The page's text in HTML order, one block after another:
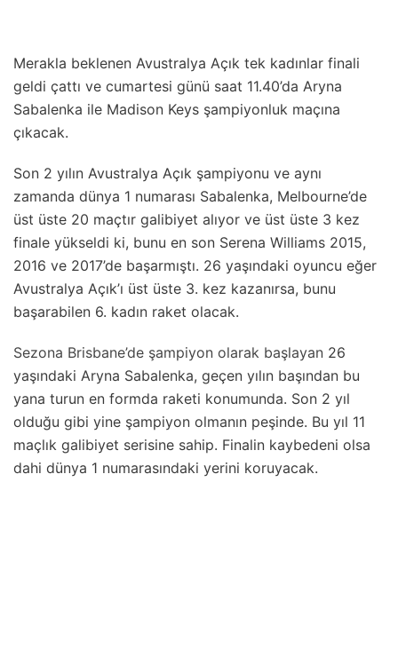
Merakla beklenen Avustralya Açık tek kadınlar finali
geldi çattı ve cumartesi günü saat 11.40’da Aryna
Sabalenka ile Madison Keys şampiyonluk maçına
çıkacak.
Son 2 yılın Avustralya Açık şampiyonu ve aynı
zamanda dünya 1 numarası Sabalenka, Melbourne’de
üst üste 20 maçtır galibiyet alıyor ve üst üste 3 kez
finale yükseldi ki, bunu en son Serena Williams 2015,
2016 ve 2017’de başarmıştı. 26 yaşındaki oyuncu eğer
Avustralya Açık’ı üst üste 3. kez kazanırsa, bunu
başarabilen 6. kadın raket olacak.
Sezona Brisbane’de şampiyon olarak başlayan 26
yaşındaki Aryna Sabalenka, geçen yılın başından bu
yana turun en formda raketi konumunda. Son 2 yıl
olduğu gibi yine şampiyon olmanın peşinde. Bu yıl 11
maçlık galibiyet serisine sahip. Finalin kaybedeni olsa
dahi dünya 1 numarasındaki yerini koruyacak.